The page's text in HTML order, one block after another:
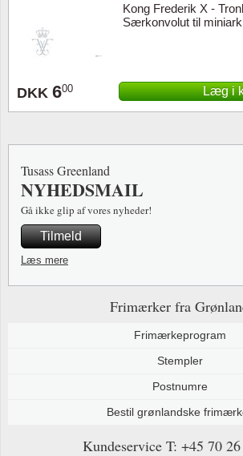
Kong Frederik X -
Særkonvolut til miniark
DKK 600 Læg i
Frimærker fra
Frimærkeprogram
Stempler
Postnumre
Bestil grønlandske
Kundeservice T: +45 70
Tusass Greenland
NYHEDSMAIL
Gå ikke glip af vores nyheder!
Tilmeld
Læs mere